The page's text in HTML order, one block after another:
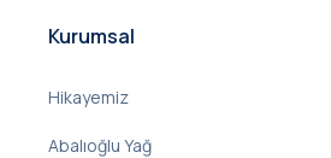
Kurumsal
Hikayemiz
Abalıoğlu Yağ